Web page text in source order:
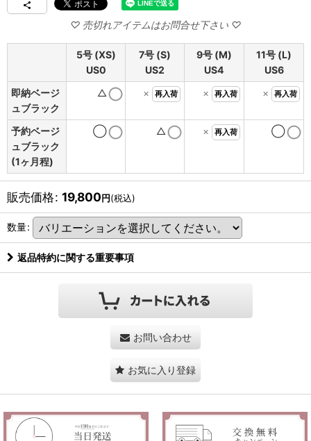
5号 (XS)
US0
7号 (S)
US2
9号 (M)
US4
11号 (L)
US6
即納ベージ
ュブラック
△ × 再入荷 × 再入荷 × 再入荷
予約ベージ
ュブラック
(1ヶ月程)
◯ △ × 再入荷 ◯
販売価格: 19,800円(税込)
数量:
返品特約に関する重要事項
お問い合わせ
お気に入り登録